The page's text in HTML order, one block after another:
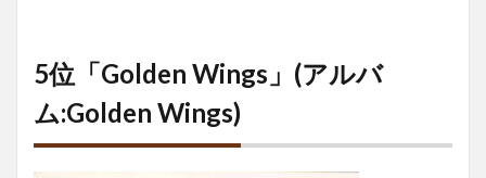
5位「Golden Wings」(アルバ
ム:Golden Wings)